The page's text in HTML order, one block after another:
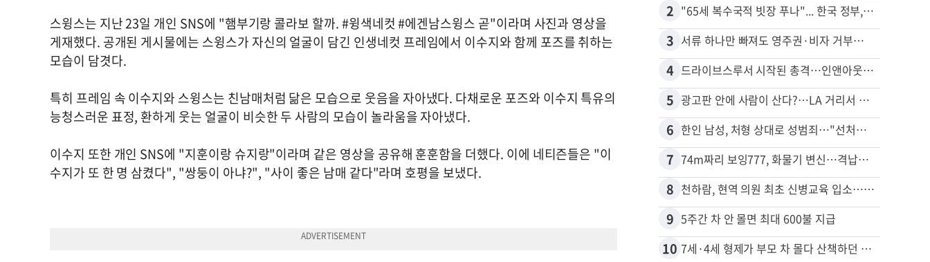
스윙스는 지난 23일 개인 SNS에 "햄부기랑 콜라보 할까. #윙색네컷 #에겐남스윙스 곧"이라며 사진과 영상을
게재했다. 공개된 게시물에는 스윙스가 자신의 얼굴이 담긴 인생네컷 프레임에서 이수지와 함께 포즈를 취하는
모습이 담겻다.
특히 프레임 속 이수지와 스윙스는 친남매처럼 닮은 모습으로 웃음을 자아냈다. 다채로운 포즈와 이수지 특유의
능청스러운 표정, 환하게 웃는 얼굴이 비슷한 두 사람의 모습이 놀라움을 자아냈다.
이수지 또한 개인 SNS에 "지훈이랑 슈지랑"이라며 같은 영상을 공유해 훈훈함을 더했다. 이에 네티즌들은 "이
수지가 또 한 명 삼켰다", "쌍둥이 아냐?", "사이 좋은 남매 같다"라며 호평을 보냈다.
2 "65세 복수국적 빗장 푸나"... 한국 정부, 연령 완화 전면 추진
3 서류 하나만 빠져도 영주권·비자 거부…심사관 재량권 대폭 확대
4 드라이브스루서 시작된 총격…인앤아웃 참사 영상 공개
5 광고판 안에 사람이 산다?…LA 거리서 화제
6 한인 남성, 처형 상대로 성범죄…"선처해줬더니 배신자 취급"
7 74m짜리 보잉777, 화물기 변신…격납고서 ‘보물’ 찾는 인천공항
8 천하람, 현역 의원 최초 신병교육 입소…논산서 2박3일 생활
9 5주간 차 안 몰면 최대 600불 지급
10 7세·4세 형제가 부모 차 몰다 산책하던 여성 들이받아